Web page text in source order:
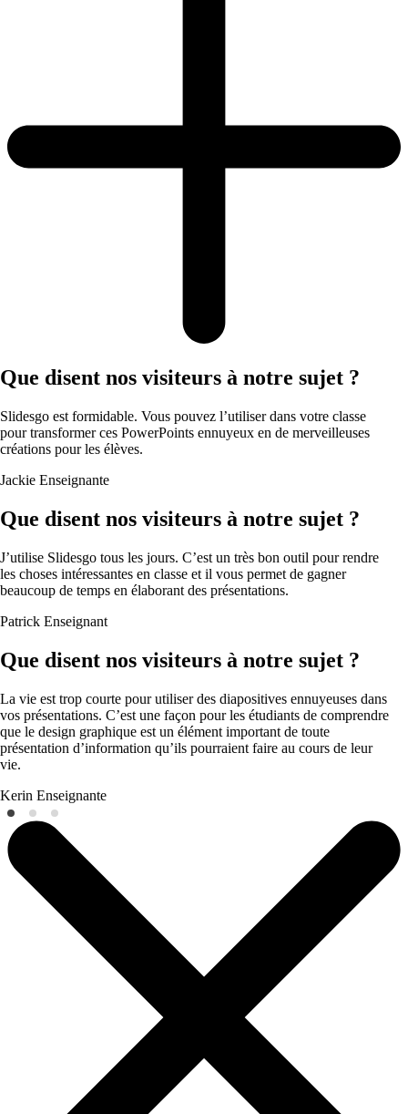
Que disent nos visiteurs à notre sujet ?
Slidesgo est formidable. Vous pouvez l’utiliser dans votre classe
pour transformer ces PowerPoints ennuyeux en de merveilleuses
créations pour les élèves.
Jackie Enseignante
Que disent nos visiteurs à notre sujet ?
J’utilise Slidesgo tous les jours. C’est un très bon outil pour rendre
les choses intéressantes en classe et il vous permet de gagner
beaucoup de temps en élaborant des présentations.
Patrick Enseignant
Que disent nos visiteurs à notre sujet ?
La vie est trop courte pour utiliser des diapositives ennuyeuses dans
vos présentations. C’est une façon pour les étudiants de comprendre
que le design graphique est un élément important de toute
présentation d’information qu’ils pourraient faire au cours de leur
vie.
Kerin Enseignante